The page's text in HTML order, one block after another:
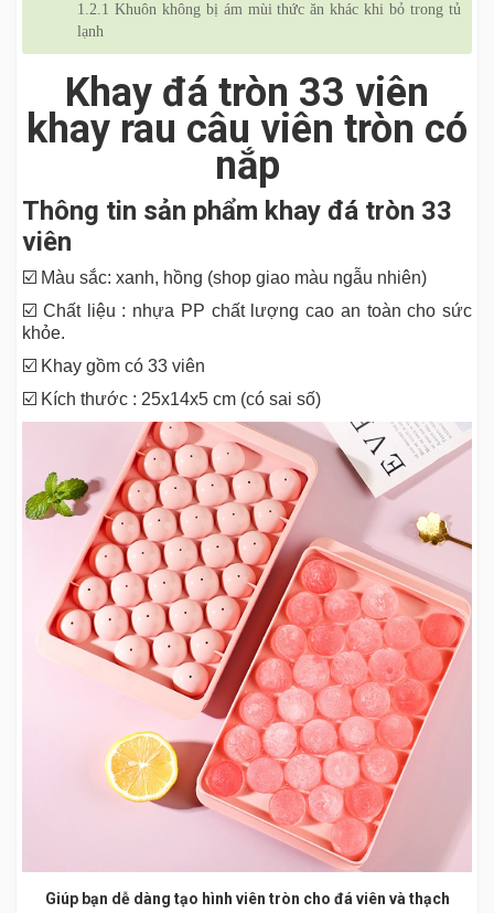
1.2.1 Khuôn không bị ám mùi thức ăn khác khi bỏ trong tủ
lạnh
Khay đá tròn 33 viên
khay rau câu viên tròn có
nắp
Thông tin sản phẩm khay đá tròn 33
viên
☑️ Màu sắc: xanh, hồng (shop giao màu ngẫu nhiên)
☑️ Chất liệu : nhựa PP chất lượng cao an toàn cho sức
khỏe.
☑️ Khay gồm có 33 viên
☑️ Kích thước : 25x14x5 cm (có sai số)
Giúp bạn dễ dàng tạo hình viên tròn cho đá viên và thạch